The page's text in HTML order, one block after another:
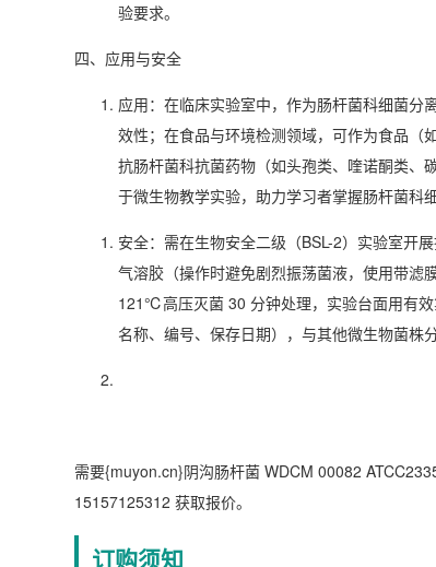
验要求。
四、应用与安全
应用：在临床实验室中，作为肠杆菌科细菌分
效性；在食品与环境检测领域，可作为食品（
抗肠杆菌科抗菌药物（如头孢类、喹诺酮类、
于微生物教学实验，助力学习者掌握肠杆菌科
安全：需在生物安全二级（BSL-2）实验室开
气溶胶（操作时避免剧烈振荡菌液，使用带滤
121℃高压灭菌 30 分钟处理，实验台面用有
名称、编号、保存日期），与其他微生物菌株
需要{muyon.cn}阴沟肠杆菌 WDCM 00082
15157125312 获取报价。
订购须知